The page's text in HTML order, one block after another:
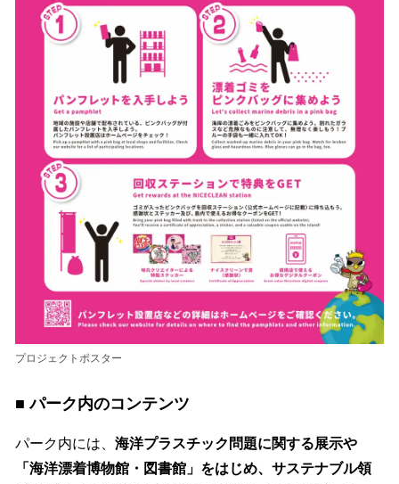
プロジェクトポスター
■ パーク内のコンテンツ
パーク内には、 海洋プラスチック問題に関する展示や
「海洋漂着博物館・図書館」をはじめ、サステナブル領